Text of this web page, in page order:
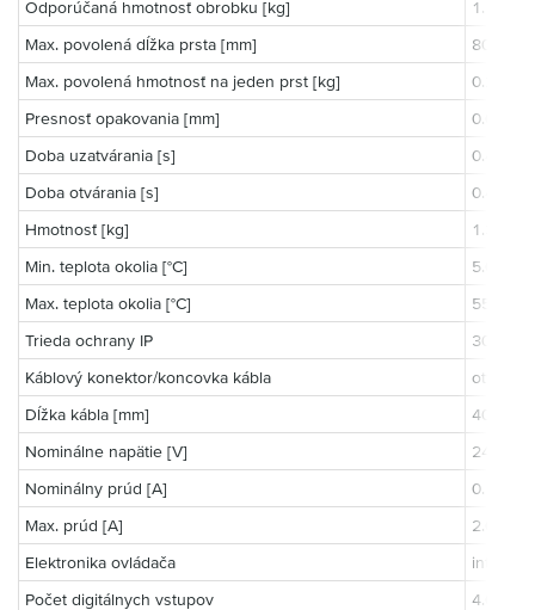
Odporúčaná hmotnosť obrobku [kg]
1.15
Max. povolená dĺžka prsta [mm]
80.0
Max. povolená hmotnosť na jeden prst [kg]
0.24
Presnosť opakovania [mm]
0.02
Doba uzatvárania [s]
0.49
Doba otvárania [s]
0.49
Hmotnosť [kg]
1.38
Min. teplota okolia [°C]
5.0
Max. teplota okolia [°C]
55.0
Trieda ochrany IP
30
Káblový konektor/koncovka kábla
Dĺžka kábla [mm]
4000.0
Nominálne napätie [V]
24.0
Nominálny prúd [A]
0.15
Max. prúd [A]
2.0
Elektronika ovládača
Počet digitálnych vstupov
4.0